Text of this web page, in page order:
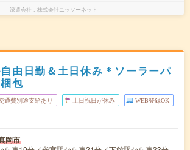
派遣会社 株式会社ニッソーネット
由日勤＆土日休み＊ソーラーパ
包
通費別途支給あり 土日祝日が休み WEB登録OK
岡市